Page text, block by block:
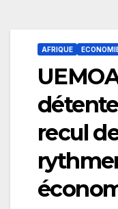
AFRIQUE
recul